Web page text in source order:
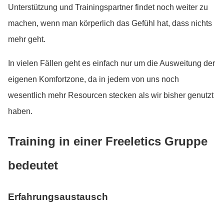
Unterstützung und Trainingspartner findet noch weiter zu
machen, wenn man körperlich das Gefühl hat, dass nichts
mehr geht.
In vielen Fällen geht es einfach nur um die Ausweitung der
eigenen Komfortzone, da in jedem von uns noch
wesentlich mehr Resourcen stecken als wir bisher genutzt
haben.
Training in einer Freeletics Gruppe
bedeutet
Erfahrungsaustausch